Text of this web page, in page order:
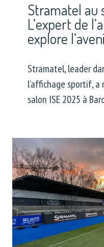
Stramatel au
L’expert de
explore
Stramatel, leader
l’affichage sportif,
salon ISE 2025 à